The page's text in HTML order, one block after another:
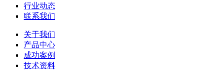
行业动态
联系我们
关于我们
产品中心
成功案例
技术资料